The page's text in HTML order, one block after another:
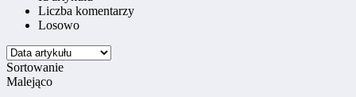
Liczba komentarzy
Losowo
Sortowanie
Malejąco